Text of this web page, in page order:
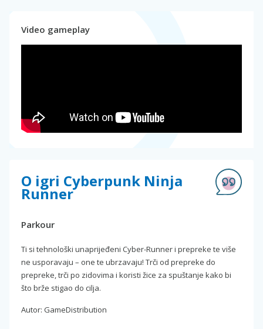
Video gameplay
O igri Cyberpunk Ninja
Runner
Parkour
Ti si tehnološki unaprijeđeni Cyber-Runner i prepreke te više
ne usporavaju – one te ubrzavaju! Trči od prepreke do
prepreke, trči po zidovima i koristi žice za spuštanje kako bi
što brže stigao do cilja.
Autor: GameDistribution